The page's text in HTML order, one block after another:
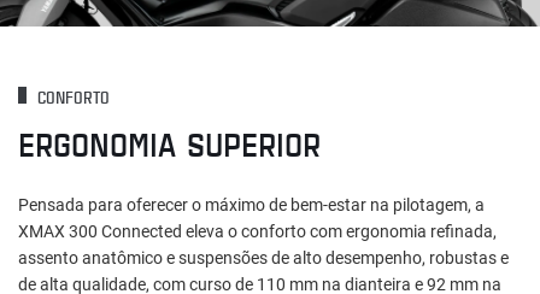
CONFORTO
ERGONOMIA SUPERIOR
Pensada para oferecer o máximo de bem-estar na pilotagem, a
XMAX 300 Connected eleva o conforto com ergonomia refinada,
assento anatômico e suspensões de alto desempenho, robustas e
de alta qualidade, com curso de 110 mm na dianteira e 92 mm na